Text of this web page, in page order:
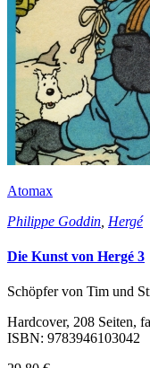
Atomax
Philippe Goddin Hergé
Die Kunst von Hergé 3
Schöpfer von Tim und
Hardcover, 208 Seiten,
ISBN: 9783946103042